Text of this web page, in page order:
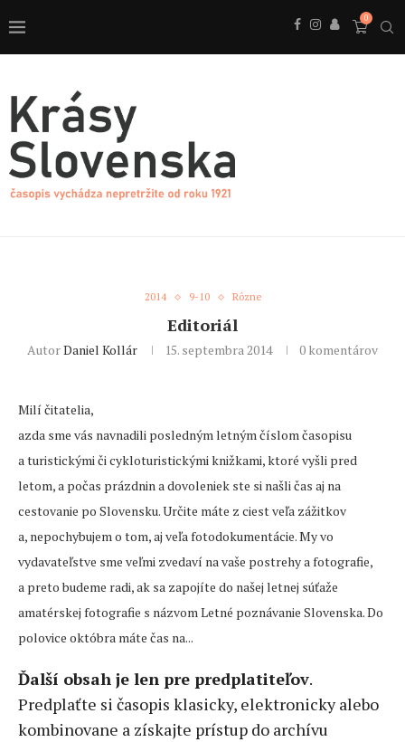
0
2014 9-10 Rôzne
Editoriál
AutorDaniel Kollár 15. septembra 2014 0 komentárov
Milí čitatelia,
azda sme vás navnadili posledným letným číslom časopisu
a turistickými či cykloturistickými knižkami, ktoré vyšli pred
letom, a počas prázdnin a dovoleniek ste si našli čas aj na
cestovanie po Slovensku. Určite máte z ciest veľa zážitkov
a, nepochybujem o tom, aj veľa fotodokumentácie. My vo
vydavateľstve sme veľmi zvedaví na vaše postrehy a fotografie,
a preto budeme radi, ak sa zapojíte do našej letnej súťaže
amatérskej fotografie s názvom Letné poznávanie Slovenska. Do
polovice októbra máte čas na...
Ďalší obsah je len pre predplatiteľov.
Predplaťte si časopis klasicky, elektronicky alebo
kombinovane a získajte prístup do archívu